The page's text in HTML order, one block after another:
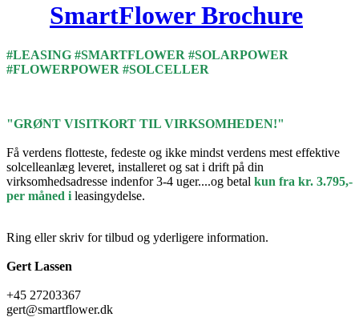
SmartFlower Brochure
#LEASING #SMARTFLOWER #SOLARPOWER
#FLOWERPOWER #SOLCELLER
"GRØNT VISITKORT TIL VIRKSOMHEDEN!"
Få verdens flotteste, fedeste og ikke mindst verdens mest effektive
solcelleanlæg leveret, installeret og sat i drift på din
virksomhedsadresse indenfor 3-4 uger....og betal kun fra kr. 3.795,-
per måned i leasingydelse.
Ring eller skriv for tilbud og yderligere information.
Gert Lassen
+45 27203367
gert@smartflower.dk